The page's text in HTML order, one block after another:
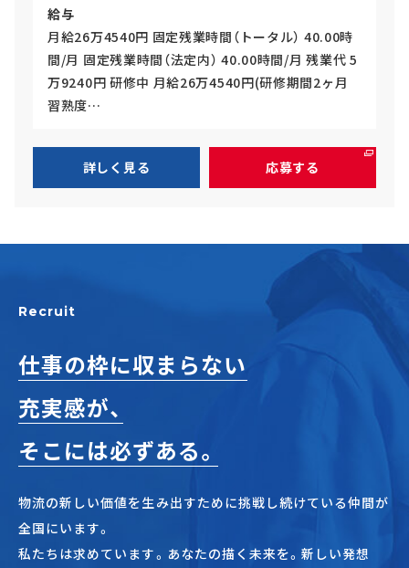
給与
月給26万4540円 固定残業時間（トータル） 40.00時
間/月 固定残業時間（法定内） 40.00時間/月 残業代 5
万9240円 研修中 月給26万4540円(研修期間2ヶ月
習熟度…
詳しく見る 応募する
Recruit
仕事の枠に収まらない
充実感が、
そこには必ずある。
物流の新しい価値を生み出すために挑戦し続けている仲間が
全国にいます。
私たちは求めています。あなたの描く未来を。新しい発想